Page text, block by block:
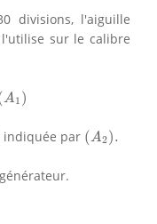
divisions, l'aiguille
sur le calibre
A1 )
(A1 )
indiquée par (A2).
(A2 ).